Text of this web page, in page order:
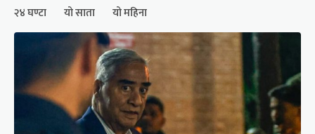
२४ घण्टा यो साता यो महिना